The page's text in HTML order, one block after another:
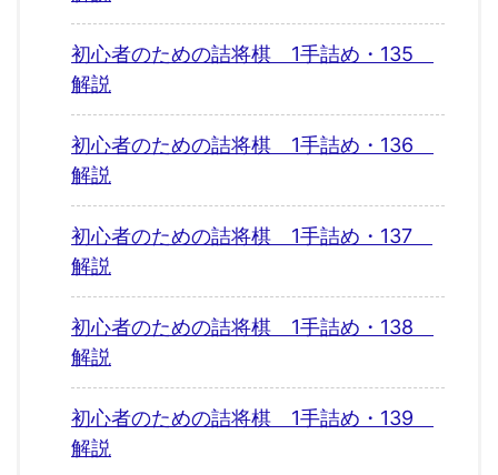
初心者のための詰将棋 1手詰め・135
解説
初心者のための詰将棋 1手詰め・136
解説
初心者のための詰将棋 1手詰め・137
解説
初心者のための詰将棋 1手詰め・138
解説
初心者のための詰将棋 1手詰め・139
解説